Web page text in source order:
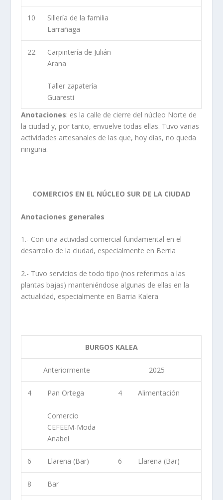
10
Sillería de la familia
Larrañaga
22
Carpintería de Julián
Arana
Taller zapatería
Guaresti
Anotaciones: es la calle de cierre del núcleo Norte de
la ciudad y, por tanto, envuelve todas ellas. Tuvo varias
actividades artesanales de las que, hoy días, no queda
ninguna.
COMERCIOS EN EL NÚCLEO SUR DE LA CIUDAD
Anotaciones generales
1.- Con una actividad comercial fundamental en el
desarrollo de la ciudad, especialmente en Berria
2.- Tuvo servicios de todo tipo (nos referimos a las
plantas bajas) manteniéndose algunas de ellas en la
actualidad, especialmente en Barria Kalera
BURGOS KALEA
Anteriormente 2025
4 Pan Ortega
Comercio
CEFEEM-Moda
Anabel
4 Alimentación
6 Llarena (Bar) 6 Llarena (Bar)
8 Bar